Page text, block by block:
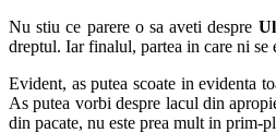
Nu stiu ce parere o sa aveti despre
dreptul. Iar finalul, partea in care ni se
Evident, as putea scoate in evidenta
As putea vorbi despre lacul din
din pacate, nu este prea mult in prim-